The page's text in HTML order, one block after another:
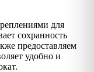
для
сохранность
предоставляем
удобно и